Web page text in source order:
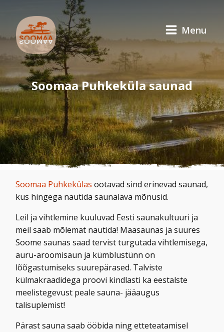
Menu
Soomaa Puhkeküla saunad
Soomaa Puhkekülas ootavad sind erinevad saunad,
kus hingega nautida saunalava mõnusid.
Leil ja vihtlemine kuuluvad Eesti saunakultuuri ja
meil saab mõlemat nautida! Maasaunas ja suures
Soome saunas saad tervist turgutada vihtlemisega,
auru-aroomisaun ja kümblustünn on
lõõgastumiseks suurepärased. Talviste
külmakraadidega proovi kindlasti ka eestalste
meelistegevust peale sauna- jääaugus
talisuplemist!
Pärast sauna saab ööbida ning etteteatamisel